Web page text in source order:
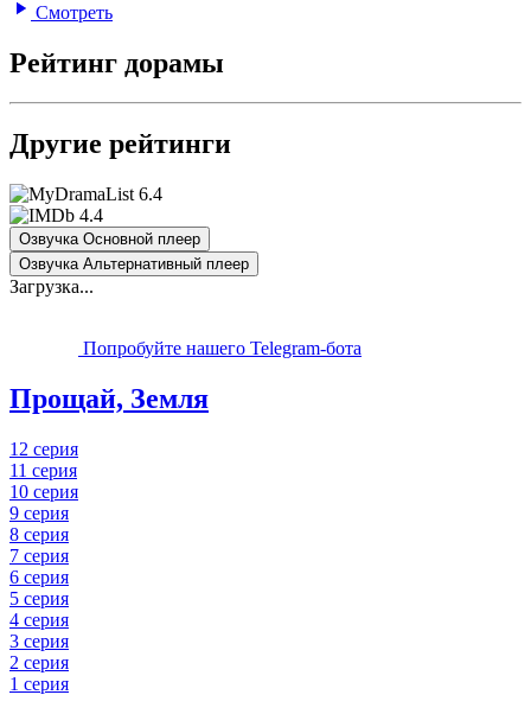
Смотреть
Рейтинг дорамы
Другие рейтинги
6.4
4.4
Озвучка Основной плеер
Озвучка Альтернативный плеер
Загрузка...
Попробуйте нашего Telegram-бота
Прощай, Земля
12 серия
11 серия
10 серия
9 серия
8 серия
7 серия
6 серия
5 серия
4 серия
3 серия
2 серия
1 серия